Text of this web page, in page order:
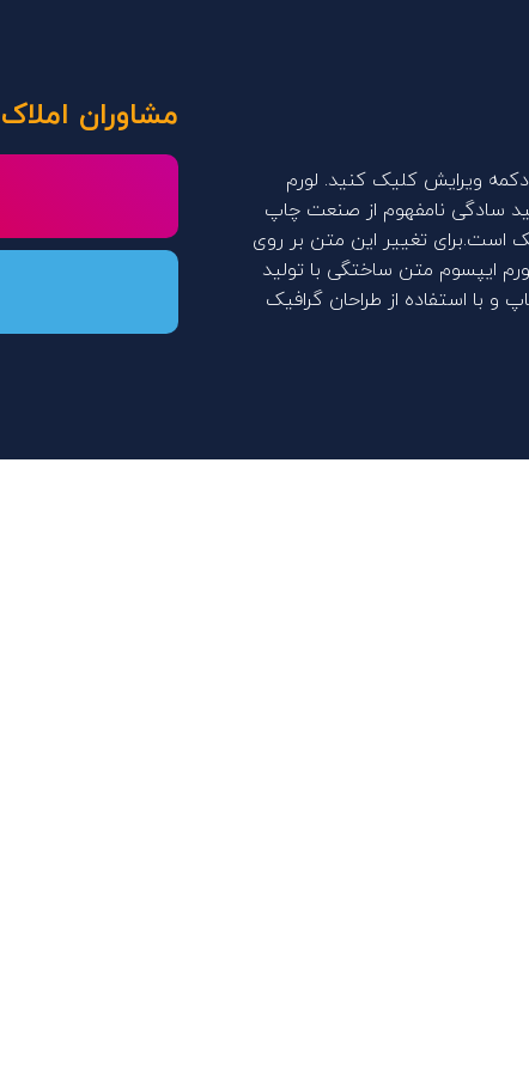
ویرایش کلیک کنید. لورم
سادگی نامفهوم از صنعت چاپ
است.برای تغییر این متن بر روی
ایپسوم متن ساختگی با تولید
با استفاده از طراحان گرافیک
مشاوران املاک